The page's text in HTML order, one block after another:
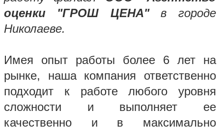
оценки "ГРОШ ЦЕНА"в городе
Николаеве.
Имея опыт работы более 6 лет на
рынке, наша компания ответственно
подходит к работе любого уровня
сложности и выполняет ее
качественно и в максимально